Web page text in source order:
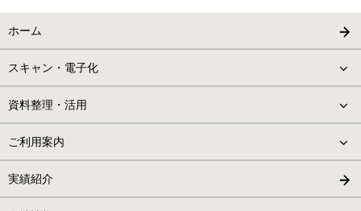
ホーム
スキャン・電子化
資料整理・活用
ご利用案内
実績紹介